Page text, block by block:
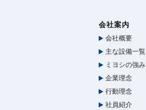
会社案内
会社概要
主な設備一覧
ミヨシの強み
企業理念
行動理念
社員紹介